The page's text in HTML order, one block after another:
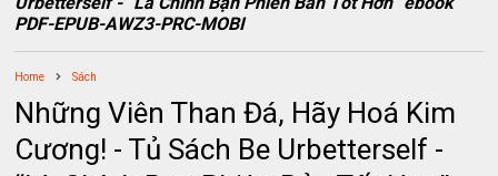
PDF-EPUB-AWZ3-PRC-MOBI
Home Sách
Những Viên Than Đá, Hãy Hoá Kim
Cương! - Tủ Sách Be Urbetterself -